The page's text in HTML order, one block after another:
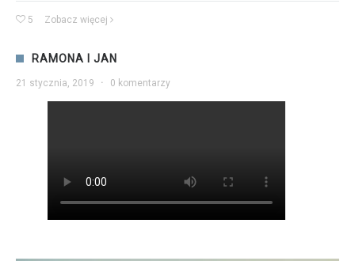
5 Zobacz więcej
RAMONA I JAN
21 stycznia, 2019 · 0 komentarzy